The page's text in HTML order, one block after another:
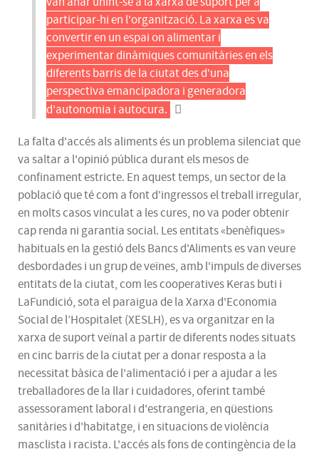
participar-hi en l'organització. La xarxa es va
convertir en un espai on alimentar i
experimentar dinàmiques comunitàries en els
diferents barris de la ciutat des d'una
perspectiva emancipadora i generadora
d'autonomia i autocura.
La falta d'accés als aliments és un problema silenciat que
va saltar a l'opinió pública durant els mesos de
confinament estricte. En aquest temps, un sector de la
població que té com a font d'ingressos el treball irregular,
en molts casos vinculat a les cures, no va poder obtenir
cap renda ni garantia social. Les entitats «benèfiques»
habituals en la gestió dels Bancs d'Aliments es van veure
desbordades i un grup de veïnes, amb l'impuls de diverses
entitats de la ciutat, com les cooperatives Keras buti i
LaFundició, sota el paraigua de la Xarxa d'Economia
Social de l’Hospitalet (XESLH), es va organitzar en la
xarxa de suport veïnal a partir de diferents nodes situats
en cinc barris de la ciutat per a donar resposta a la
necessitat bàsica de l'alimentació i per a ajudar a les
treballadores de la llar i cuidadores, oferint també
assessorament laboral i d'estrangeria, en qüestions
sanitàries i d'habitatge, i en situacions de violència
masclista i racista. L'accés als fons de contingència de la